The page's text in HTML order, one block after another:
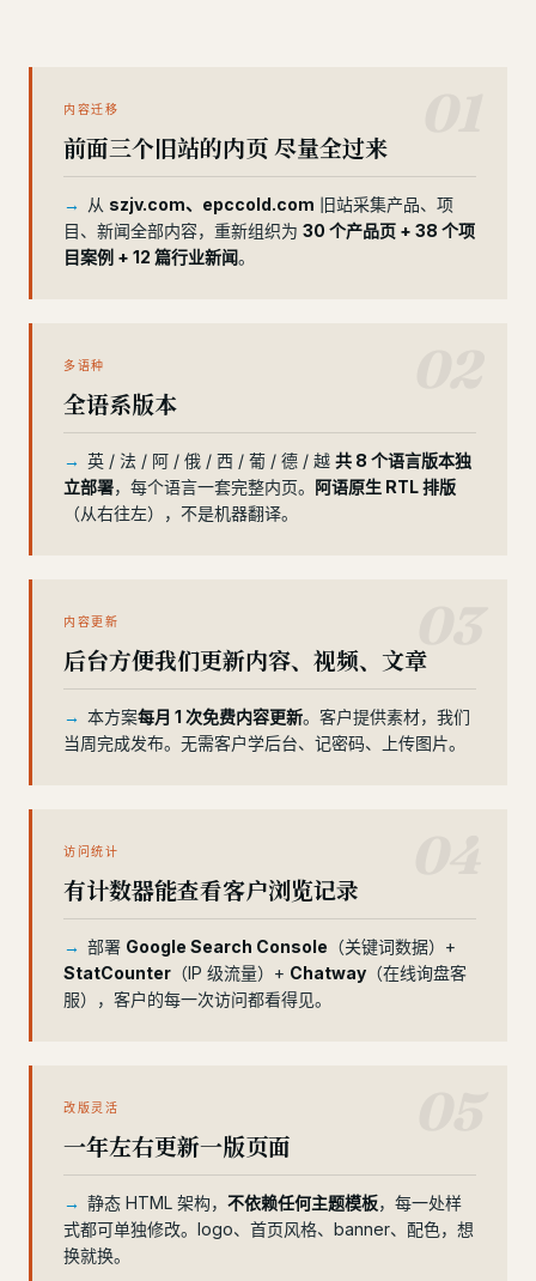
内容迁移
前面三个旧站的内页 尽量全过来
从 szjv.com、epccold.com 旧站采集产品、项
目、新闻全部内容，重新组织为 30 个产品页 + 38 个项
目案例 + 12 篇行业新闻。
多语种
全语系版本
英 / 法 / 阿 / 俄 / 西 / 葡 / 德 / 越 共 8 个语言版本独
立部署，每个语言一套完整内页。 阿语原生 RTL 排版
（从右往左），不是机器翻译。
内容更新
后台方便我们更新内容、视频、文章
本方案每月 1 次免费内容更新。客户提供素材，我们
当周完成发布。无需客户学后台、记密码、上传图片。
访问统计
有计数器能查看客户浏览记录
部署 Google Search Console （关键词数据）+
StatCounter （IP 级流量）+ Chatway （在线询盘客
服），客户的每一次访问都看得见。
改版灵活
一年左右更新一版页面
静态 HTML 架构， 不依赖任何主题模板，每一处样
式都可单独修改。logo、首页风格、banner、配色，想
换就换。